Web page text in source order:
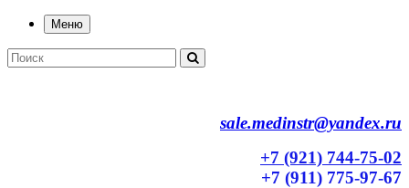
Меню
sale.medinstr@yandex.ru
+7 (921) 744-75-02
+7 (911) 775-97-67